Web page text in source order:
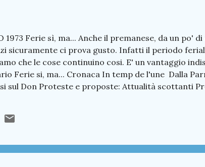
1973 Ferie sì, ma... Anche il premanese, da un po'
sicuramente ci prova gusto. Infatti il periodo
che le cose continuino cosi. E' un vantaggio
Ferie si, ma... Cronaca In temp de l'une Dalla
sul Don Proteste e proposte: Attualità scottanti